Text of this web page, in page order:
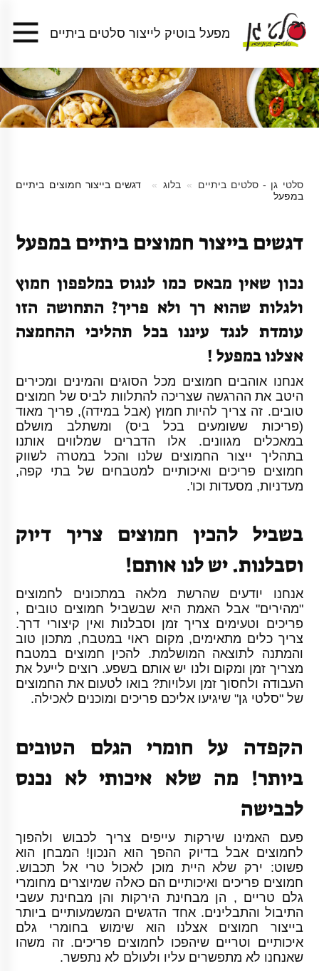
מפעל בוטיק לייצור סלטים ביתיים
סלטי גן - סלטים ביתיים בלוג
דגשים בייצור חמוצים ביתיים
במפעל
דגשים בייצור חמוצים ביתיים במפעל
נכון שאין מבאס כמו לנגוס במלפפון חמוץ
ולגלות שהוא רך ולא פריך? התחושה הזו
עומדת לנגד עיננו בכל תהליכי ההחמצה
אצלנו במפעל !
אנחנו אוהבים חמוצים מכל הסוגים והמינים ומכירים
היטב את ההרגשה שצריכה להתלוות לביס של חמוצים
טובים. זה צריך להיות חמוץ (אבל במידה), פריך מאוד
(פריכות ששומעים בכל ביס) ומשתלב מושלם
במאכלים מגוונים. אלו הדברים שמלווים אותנו
בתהליך ייצור החמוצים שלנו והכל במטרה לשווק
חמוצים פריכים ואיכותיים למטבחים של בתי קפה,
מעדניות, מסעדות וכו'.
בשביל להכין חמוצים צריך דיוק
וסבלנות. יש לנו אותם!
אנחנו יודעים שהרשת מלאה במתכונים לחמוצים
"מהירים" אבל האמת היא שבשביל חמוצים טובים ,
פריכים וטעימים צריך זמן וסבלנות ואין קיצורי דרך.
צריך כלים מתאימים, מקום ראוי במטבח, מתכון טוב
והמתנה לתוצאה המושלמת. להכין חמוצים במטבח
מצריך זמן ומקום ולנו יש אותם בשפע. רוצים לייעל את
העבודה ולחסוך זמן ועלויות? בואו לטעום את החמוצים
של "סלטי גן" שיגיעו אליכם פריכים ומוכנים לאכילה.
הקפדה על חומרי הגלם הטובים
ביותר! מה שלא איכותי לא נכנס
לכבישה
פעם האמינו שירקות עייפים צריך לכבוש ולהפוך
לחמוצים אבל בדיוק ההפך הוא הנכון! המבחן הוא
פשוט: ירק שלא היית מוכן לאכול טרי אל תכבוש.
חמוצים פריכים ואיכותיים הם כאלה שמיוצרים מחומרי
גלם טריים , הן מבחינת הירקות והן מבחינת עשבי
התיבול והתבלינים. אחד הדגשים המשמעותיים ביותר
בייצור חמוצים אצלנו הוא שימוש בחומרי גלם
איכותיים וטריים שיהפכו לחמוצים פריכים. זה משהו
שאנחנו לא מתפשרים עליו ולעולם לא נתפשר.